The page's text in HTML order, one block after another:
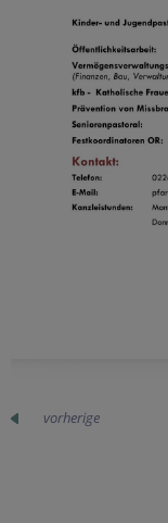
vorherige